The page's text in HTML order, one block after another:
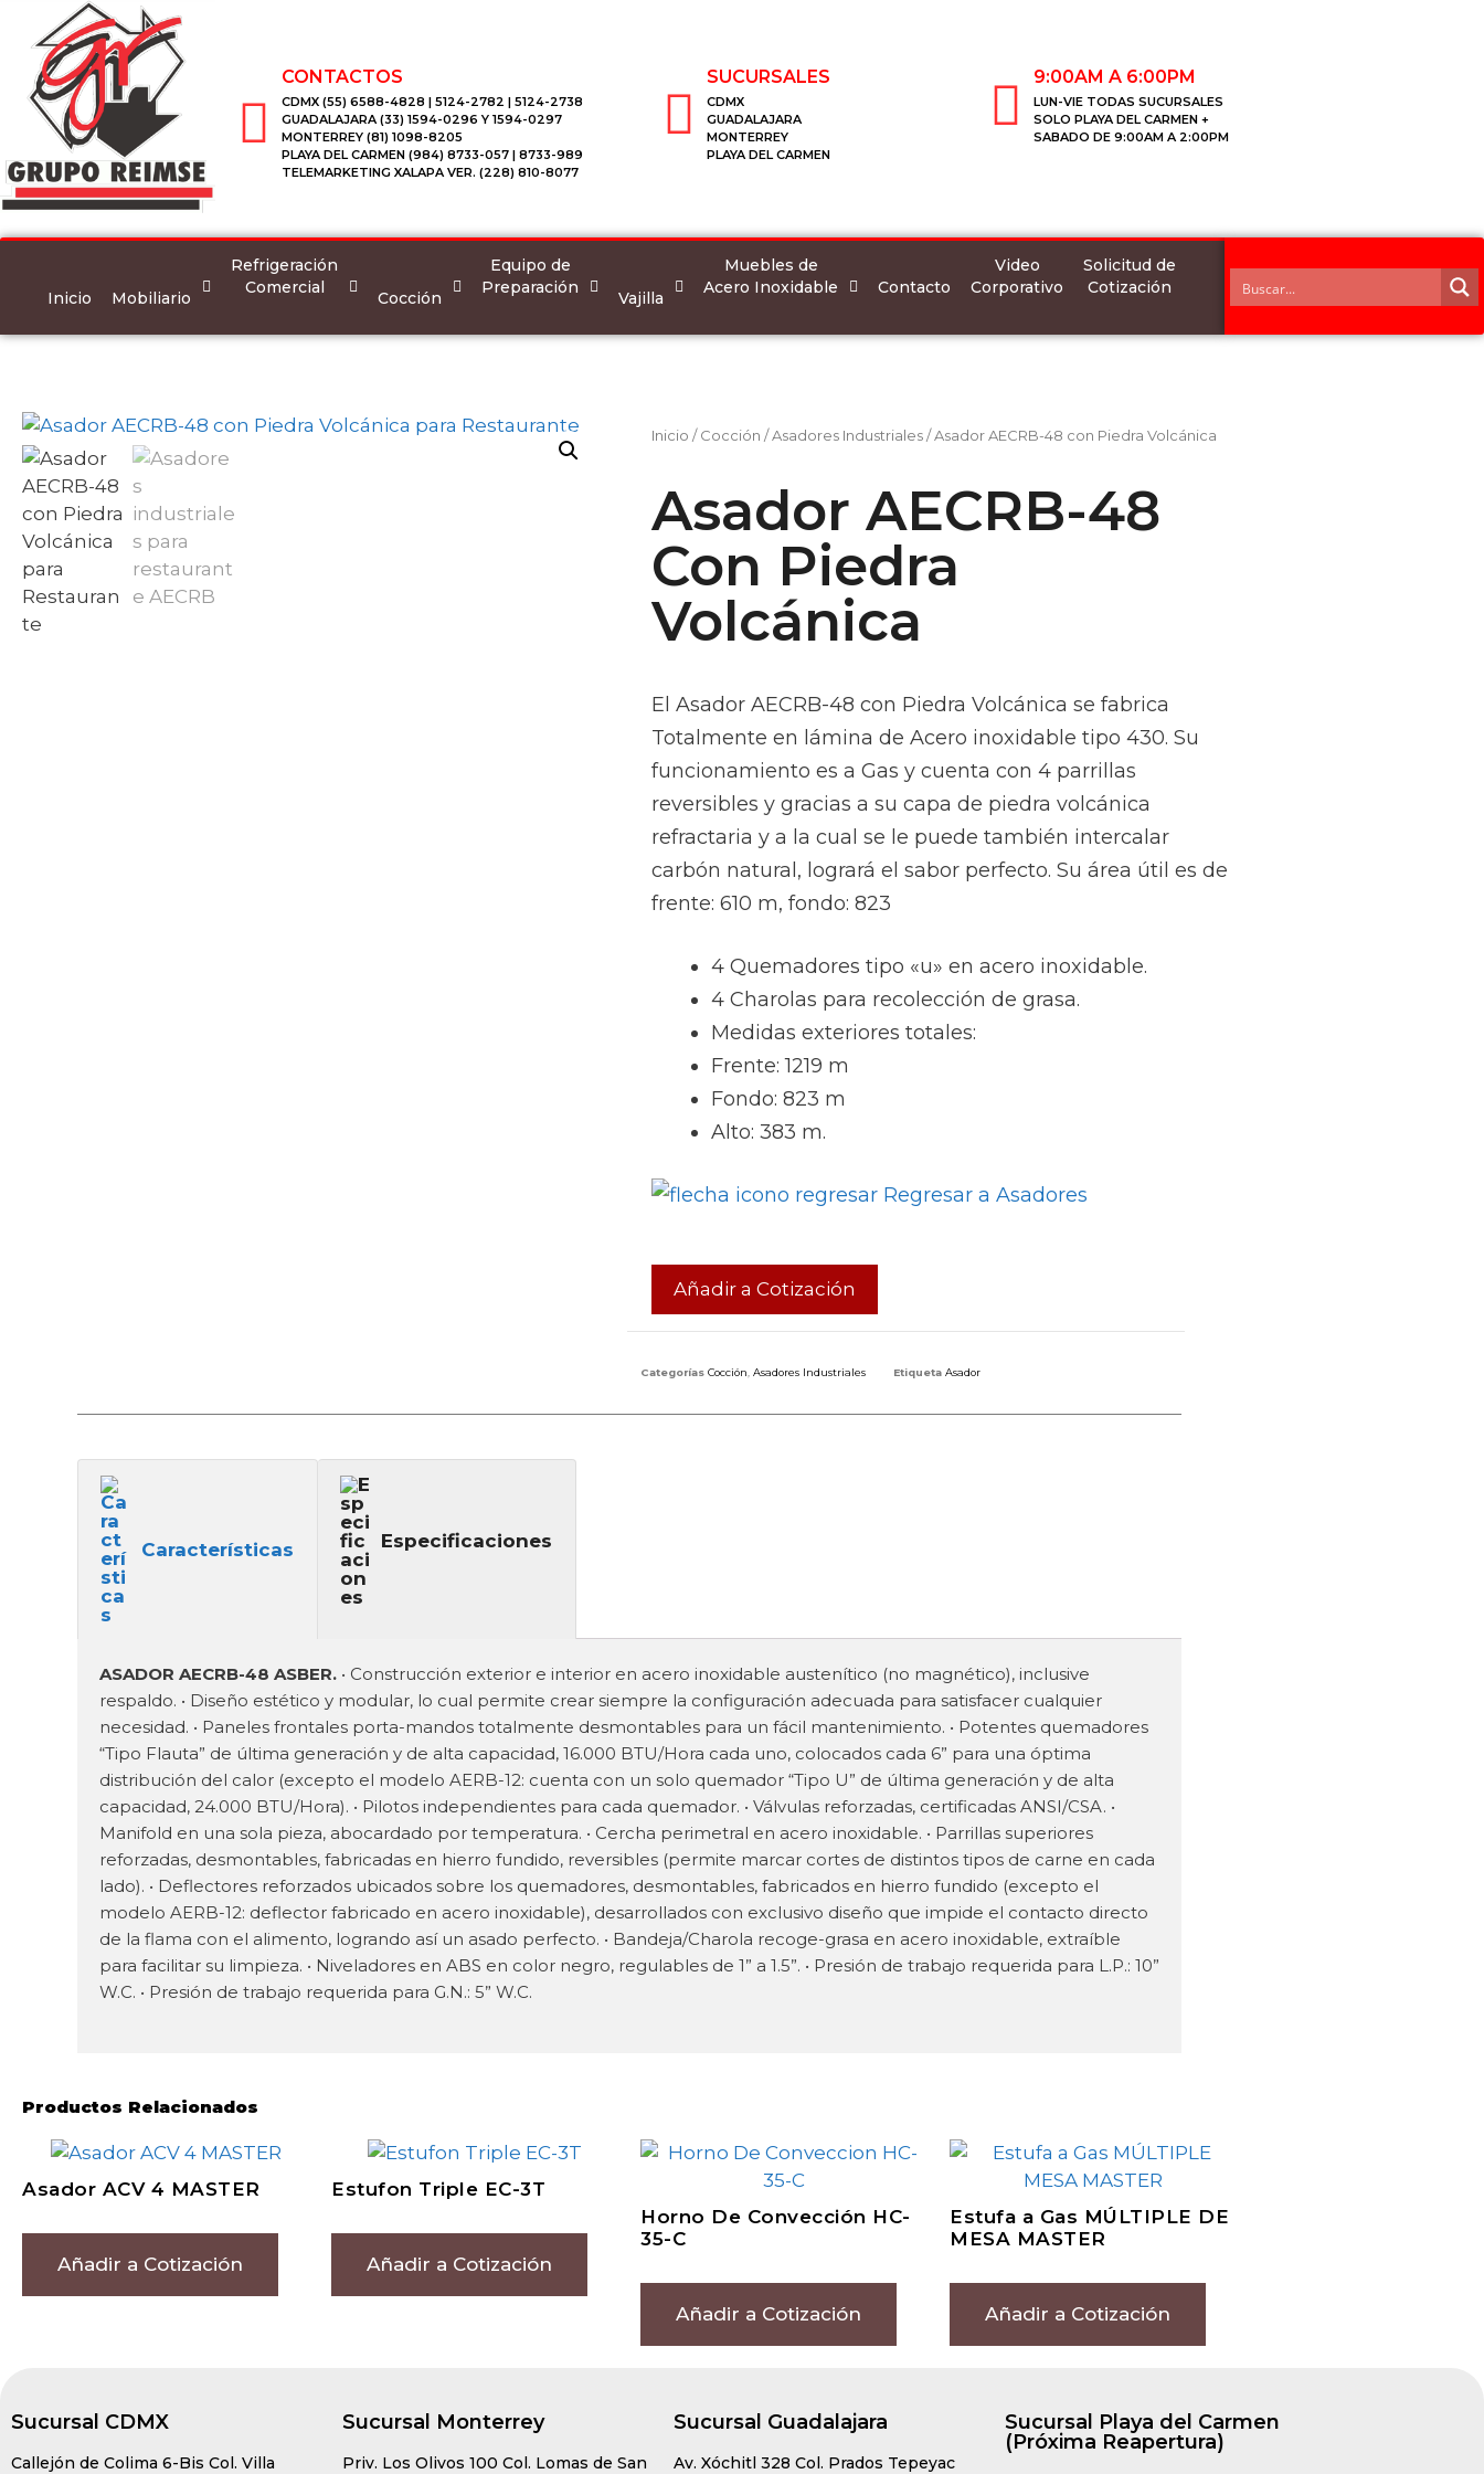
CONTACTOS
CDMX (55) 6588-4828 | 5124-2782 | 5124-2738
GUADALAJARA (33) 1594-0296 Y 1594-0297
MONTERREY (81) 1098-8205
PLAYA DEL CARMEN (984) 8733-057 | 8733-989
TELEMARKETING XALAPA VER. (228) 810-8077
SUCURSALES
CDMX
GUADALAJARA
MONTERREY
PLAYA DEL CARMEN
9:00AM A 6:00PM
LUN-VIE TODAS SUCURSALES
SOLO PLAYA DEL CARMEN +
SABADO DE 9:00AM A 2:00PM
Inicio Mobiliario
Refrigeración
Comercial
Cocción
Equipo de
Preparación
Vajilla
Muebles de
Acero Inoxidable
Contacto
Video
Corporativo
Solicitud de
Cotización
Inicio /Cocción /Asadores Industriales/ Asador AECRB-48 con Piedra Volcánica
Asador AECRB-48
Con Piedra
Volcánica
El Asador AECRB-48 con Piedra Volcánica se fabrica
Totalmente en lámina de Acero inoxidable tipo 430. Su
funcionamiento es a Gas y cuenta con 4 parrillas
reversibles y gracias a su capa de piedra volcánica
refractaria y a la cual se le puede también intercalar
carbón natural, logrará el sabor perfecto. Su área útil es de
frente: 610 m, fondo: 823
4 Quemadores tipo «u» en acero inoxidable.
4 Charolas para recolección de grasa.
Medidas exteriores totales:
Frente: 1219 m
Fondo: 823 m
Alto: 383 m.
Regresar a Asadores
Añadir a Cotización
Categorías Cocción Asadores Industriales Etiqueta Asador
Características Especificaciones
ASADOR AECRB-48 ASBER. • Construcción exterior e interior en acero inoxidable austenítico (no magnético), inclusive
respaldo. • Diseño estético y modular, lo cual permite crear siempre la configuración adecuada para satisfacer cualquier
necesidad. • Paneles frontales porta-mandos totalmente desmontables para un fácil mantenimiento. • Potentes quemadores
“Tipo Flauta” de última generación y de alta capacidad, 16.000 BTU/Hora cada uno, colocados cada 6” para una óptima
distribución del calor (excepto el modelo AERB-12: cuenta con un solo quemador “Tipo U” de última generación y de alta
capacidad, 24.000 BTU/Hora). • Pilotos independientes para cada quemador. • Válvulas reforzadas, certificadas ANSI/CSA. •
Manifold en una sola pieza, abocardado por temperatura. • Cercha perimetral en acero inoxidable. • Parrillas superiores
reforzadas, desmontables, fabricadas en hierro fundido, reversibles (permite marcar cortes de distintos tipos de carne en cada
lado). • Deflectores reforzados ubicados sobre los quemadores, desmontables, fabricados en hierro fundido (excepto el
modelo AERB-12: deflector fabricado en acero inoxidable), desarrollados con exclusivo diseño que impide el contacto directo
de la flama con el alimento, logrando así un asado perfecto. • Bandeja/Charola recoge-grasa en acero inoxidable, extraíble
para facilitar su limpieza. • Niveladores en ABS en color negro, regulables de 1” a 1.5”. • Presión de trabajo requerida para L.P.: 10”
W.C. • Presión de trabajo requerida para G.N.: 5” W.C.
Productos Relacionados
Asador ACV 4 MASTER
Añadir a Cotización
Estufon Triple EC-3T
Añadir a Cotización
Horno De Convección HC-
35-C
Añadir a Cotización
Estufa a Gas MÚLTIPLE DE
MESA MASTER
Añadir a Cotización
Sucursal CDMX
Callejón de Colima 6-Bis Col. Villa
Sucursal Monterrey
Priv. Los Olivos 100 Col. Lomas de San
Sucursal Guadalajara
Av. Xóchitl 328 Col. Prados Tepeyac
Sucursal Playa del Carmen
(Próxima Reapertura)